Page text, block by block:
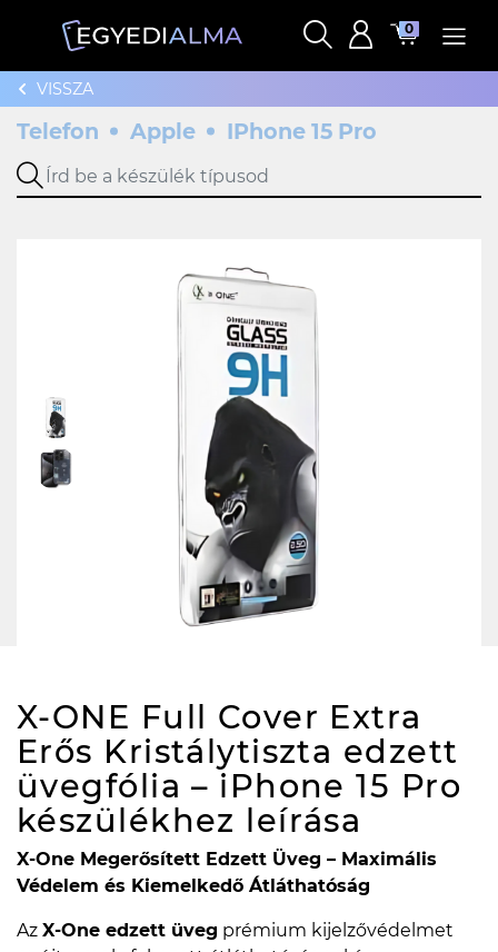
0
VISSZA
Telefon Apple IPhone 15 Pro
X-ONE Full Cover Extra
Erős Kristálytiszta edzett
üvegfólia – iPhone 15 Pro
készülékhez leírása
X-One Megerősített Edzett Üveg – Maximális
Védelem és Kiemelkedő Átláthatóság
Az X-One edzett üveg prémium kijelzővédelmet